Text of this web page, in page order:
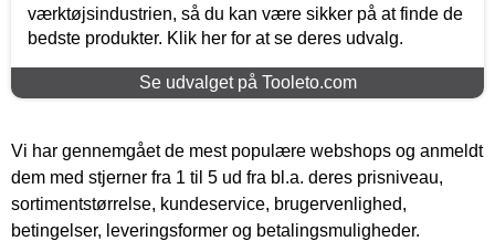
værktøjsindustrien, så du kan være sikker på at finde de
bedste produkter. Klik her for at se deres udvalg.
Se udvalget på Tooleto.com
Vi har gennemgået de mest populære webshops og anmeldt
dem med stjerner fra 1 til 5 ud fra bl.a. deres prisniveau,
sortimentstørrelse, kundeservice, brugervenlighed,
betingelser, leveringsformer og betalingsmuligheder.